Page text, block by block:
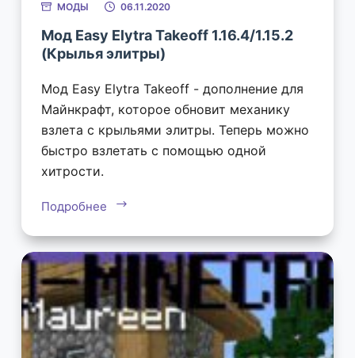
МОДЫ 06.11.2020
Мод Easy Elytra Takeoff 1.16.4/1.15.2
(Крылья элитры)
Мод Easy Elytra Takeoff - дополнение для
Майнкрафт, которое обновит механику
взлета с крыльями элитры. Теперь можно
быстро взлетать с помощью одной
хитрости.
Подробнее